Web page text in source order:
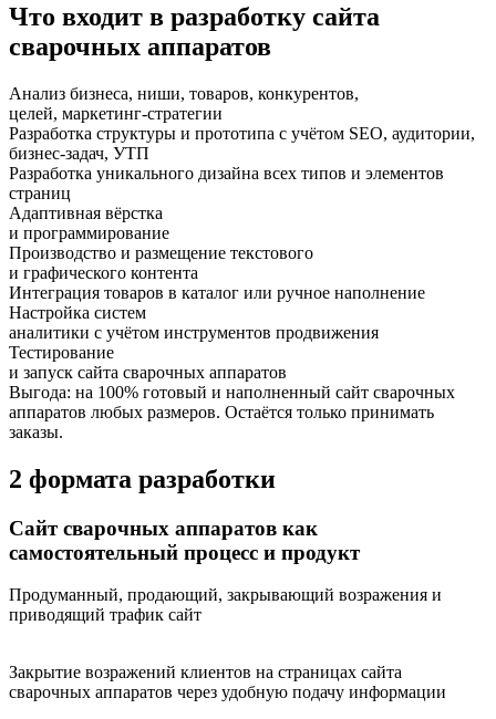
Что входит в разработку сайта
сварочных аппаратов
Анализ бизнеса, ниши, товаров, конкурентов,
целей, маркетинг-стратегии
Разработка структуры и прототипа с учётом SEO, аудитории,
бизнес-задач, УТП
Разработка уникального дизайна всех типов и элементов
страниц
Адаптивная вёрстка
и программирование
Производство и размещение текстового
и графического контента
Интеграция товаров в каталог или ручное наполнение
Настройка систем
аналитики с учётом инструментов продвижения
Тестирование
и запуск сайта сварочных аппаратов
Выгода: на 100% готовый и наполненный сайт сварочных
аппаратов любых размеров. Остаётся только принимать
заказы.
2 формата разработки
Сайт сварочных аппаратов как
самостоятельный процесс и продукт
Продуманный, продающий, закрывающий возражения и
приводящий трафик сайт
Закрытие возражений клиентов на страницах сайта
сварочных аппаратов через удобную подачу информации